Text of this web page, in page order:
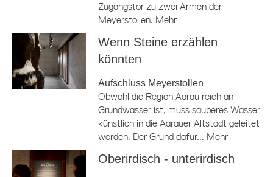
Zugangstor zu zwei Armen der
Meyerstollen. Mehr
Wenn Steine erzählen
könnten
Aufschluss Meyerstollen
Obwohl die Region Aarau reich an
Grundwasser ist, muss sauberes Wasser
künstlich in die Aarauer Altstadt geleitet
werden. Der Grund dafür... Mehr
Oberirdisch - unterirdisch